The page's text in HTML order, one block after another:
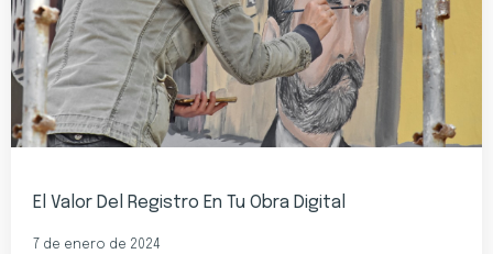
El Valor Del Registro En Tu Obra Digital
7 de enero de 2024